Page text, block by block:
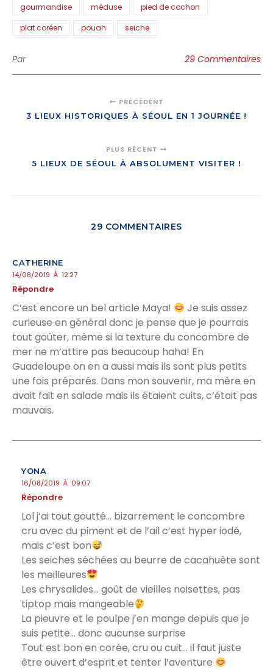
gourmandise
méduse
pied de cochon
plat coréen
pouah seiche
Par 29 Commentaires
PRÉCÉDENT
3 LIEUX HISTORIQUES À SÉOUL EN 1 JOURNÉE !
PLUS RÉCENT
5 LIEUX DE SÉOUL À ABSOLUMENT VISITER !
29 COMMENTAIRES
CATHERINE
14/08/2019 À 12:27
Répondre
C’est encore un bel article Maya!
Je suis assez
curieuse en général donc je pense que je pourrais
tout goûter, même si la texture du concombre de
mer ne m’attire pas beaucoup haha! En
Guadeloupe on en a aussi mais ils sont plus petits
une fois préparés. Dans mon souvenir, ma mère en
avait fait en salade mais ils étaient cuits, c’était pas
mauvais.
YONA
16/08/2019 À 09:07
Répondre
Lol j’ai tout goutté… bizarrement le concombre
cru avec du piment et de l’ail c’est hyper iodé,
mais c’est bon
Les seiches séchées au beurre de cacahuète sont
les meilleures
Les chrysalides… goût de vieilles noisettes, pas
tiptop mais mangeable
La pieuvre et le poulpe j’en mange depuis que je
suis petite… donc aucunse surprise
Tout est bon en corée, cru ou cuit… il faut juste
être ouvert d’esprit et tenter l’aventure